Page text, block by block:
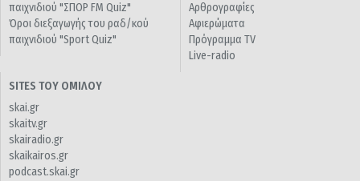
παιχνιδιού "ΣΠΟΡ FM Quiz"
Όροι διεξαγωγής του ραδ/κού
παιχνιδιού "Sport Quiz"
Αρθρογραφίες
Αφιερώματα
Πρόγραμμα TV
Live-radio
SITES ΤΟΥ ΟΜΙΛΟΥ
skai.gr
skaitv.gr
skairadio.gr
skaikairos.gr
podcast.skai.gr